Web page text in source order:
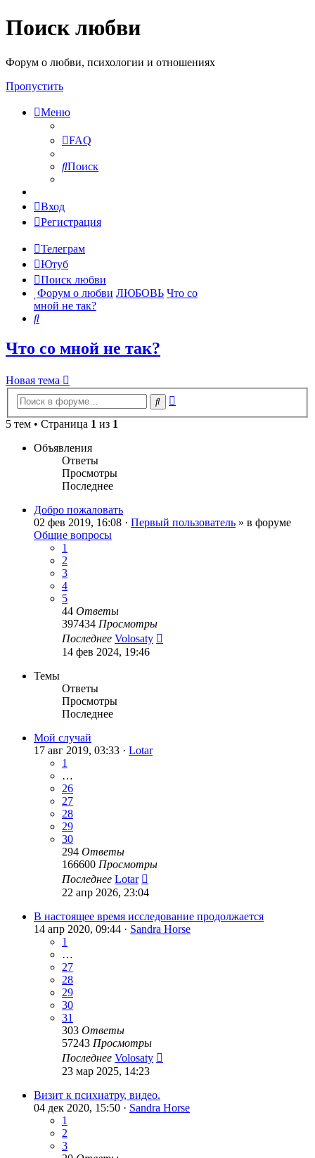
Поиск любви
Форум о любви, психологии и отношениях
Пропустить
Меню
FAQ
Поиск
Вход
Регистрация
Телеграм
Ютуб
Поиск любви
Форум о любви ЛЮБОВЬ Что со
мной не так?
Поиск
Что со мной не так?
Новая тема
Поиск
5 тем • Страница 1 из 1
Объявления
Ответы
Просмотры
Последнее
Добро пожаловать
02 фев 2019, 16:08 · Первый пользователь » в форуме
Общие вопросы
1
2
3
4
5
44 Ответы
397434 Просмотры
Последнее Volosaty
14 фев 2024, 19:46
Темы
Ответы
Просмотры
Последнее
Мой случай
17 авг 2019, 03:33 · Lotar
1
…
26
27
28
29
30
294 Ответы
166600 Просмотры
Последнее Lotar
22 апр 2026, 23:04
В настоящее время исследование продолжается
14 апр 2020, 09:44 · Sandra Horse
1
…
27
28
29
30
31
303 Ответы
57243 Просмотры
Последнее Volosaty
23 мар 2025, 14:23
Визит к психиатру, видео.
04 дек 2020, 15:50 · Sandra Horse
1
2
3